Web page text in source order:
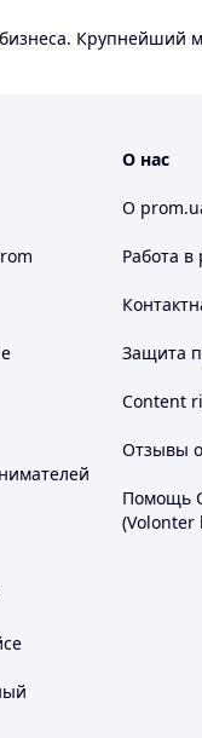
О нас
О
Работа в
Защита
Content
Отзывы
Помощь
(Volonter